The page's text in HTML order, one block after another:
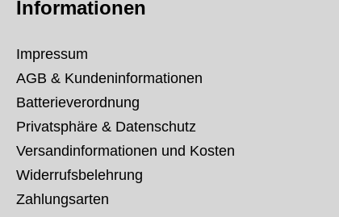
Informationen
Impressum
AGB & Kundeninformationen
Batterieverordnung
Privatsphäre & Datenschutz
Versandinformationen und Kosten
Widerrufsbelehrung
Zahlungsarten